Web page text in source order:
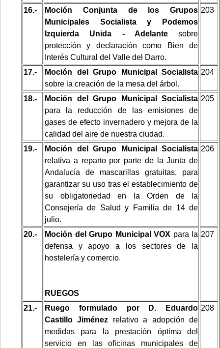
16.-
Moción Conjunta de los Grupos
Municipales Socialista y Podemos
Izquierda Unida - Adelantesobre
protección y declaración como Bien de
Interés Cultural del Valle del Darro.
203
17.-
Moción del Grupo Municipal Socialista
sobre la creación de la mesa del árbol.
204
18.-
Moción del Grupo Municipal Socialista
para la reducción de las emisiones de
gases de efecto invernadero y mejora de la
calidad del aire de nuestra ciudad.
205
19.-
Moción del Grupo Municipal Socialista
relativa a reparto por parte de la Junta de
Andalucía de mascarillas gratuitas, para
garantizar su uso tras el establecimiento de
su obligatoriedad en la Orden de la
Consejería de Salud y Familia de 14 de
julio.
206
20.- Moción del Grupo Municipal VOX para la
defensa y apoyo a los sectores de la
hostelería y comercio.
RUEGOS
207
21.-
Ruego formulado por D. Eduardo
Castillo Jiménez relativo a adopción de
medidas para la prestación óptima del
servicio en las oficinas municipales de
208